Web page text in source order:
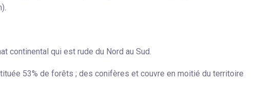
continental qui est rude du Nord au Sud.
53% de forêts ; des conifères et couvre en moitié du territoire